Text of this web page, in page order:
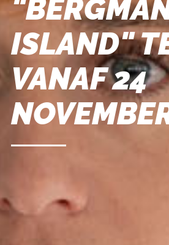
ISLAND"
VANAF 24